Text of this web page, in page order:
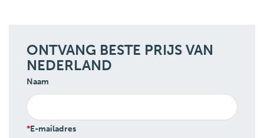
ONTVANG BESTE PRIJS VAN
NEDERLAND
Naam
E-mailadres